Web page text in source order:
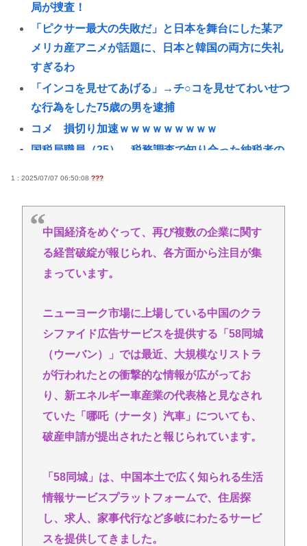
局が捜査！
「ピクサー最大の失敗だ」と日本を舞台にした某ア
メリカ産アニメが話題に、日本と韓国の両方に失礼
すぎるわ
「インコを見せてあげる」→チ○コを見せてわいせつ
な行為をした75歳の男を逮捕
コメ 損切り加速ｗｗｗｗｗｗｗｗｗ
国税局職員（25）、税務調査で知り合った納税者の
2881億円の債務超過
【九州名物】鶏刺し食べた医師、全身麻痺へ…「死
んだほうが良い」
へずまりゅう、被災地で発熱。現地の医療リソース
【衝撃】ジャンポケ斉藤の被害女性「バウムクーヘ
ン売ったりTikTokライブしててムカついたから示談
しなかった」←コレってさ…
日産e-power、無給油で1980km走行しギネス記録を
達成、無駄な発電や送電ロスなくEVよりエコを証明
【熱波】ドイツ、暑すぎて１ヶ月で９６００人死亡
この映画は観なくていいって作品教えて
【徹底討論】ワイ(48)無職はこのまま逃げ切れるのか
Powered by livedoor 相互RSS
1 : 2025/07/07 06:50:08 ???
中国経済をめぐって、再び複数の企業に関す
る経営破綻が報じられ、各方面から注目が集
まっています。
ニューヨーク市場に上場している中国のクラ
シファイド広告サービスを提供する「58同城
（ウーバン）」では最近、大規模なリストラ
が行われたとの衝撃的な情報が広がってお
り、新エネルギー車産業の代表格と見なされ
ていた「哪吒（ナータ）汽車」についても、
破産申請が提出されたと報じられています。
「58同城」は、中国本土で広く知られる生活
情報サービスプラットフォームで、住居探
し、求人、家事代行など多岐にわたるサービ
スを提供してきました。